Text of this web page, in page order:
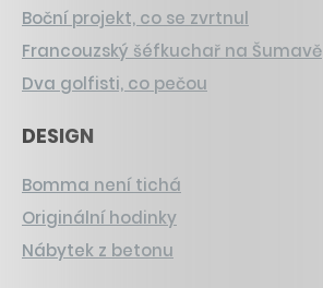
Boční projekt, co se zvrtnul
Francouzský šéfkuchař na Šumavě
Dva golfisti, co pečou
DESIGN
Bomma není tichá
Originální hodinky
Nábytek z betonu